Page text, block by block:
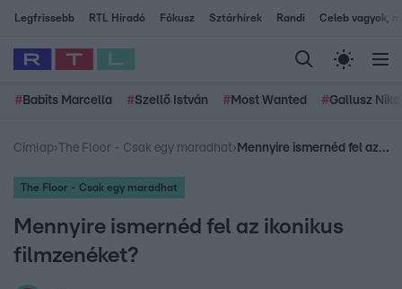
Legfrissebb RTL Híradó Fókusz Sztárhírek Randi Celeb vagyok,
# Babits Marcella #Szellő István # Most Wanted #Gallusz
Címlap› The Floor - Csak egy maradhat› Mennyire ismernéd fel az ikonikus filmzenéket?
The Floor - Csak egy maradhat
Mennyire ismernéd fel az ikonikus
filmzenéket?